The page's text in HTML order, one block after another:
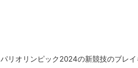
パリオリンピック2024の新競技のブレイ